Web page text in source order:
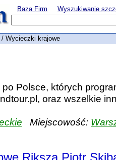
Baza Firm Wyszukiwanie
/ Wycieczki krajowe
Polsce, których
oraz wszelkie
Miejscowość:
Rikszą Piotr